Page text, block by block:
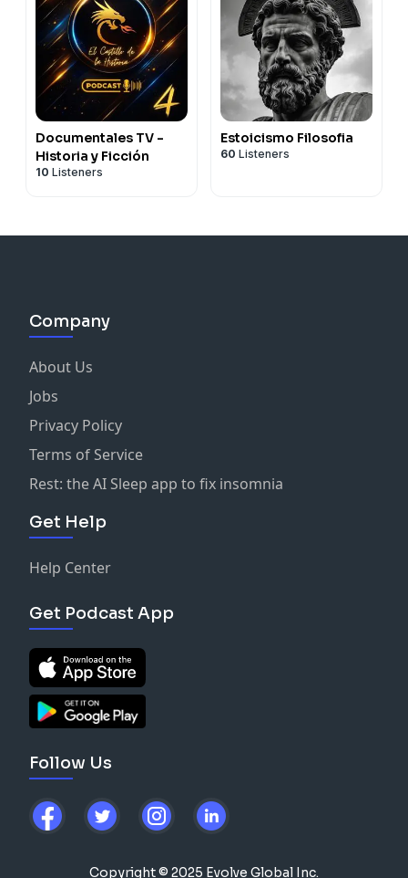
Documentales TV -
Historia y Ficción
10 Listeners
Estoicismo Filosofia
60 Listeners
Company
About Us
Jobs
Privacy Policy
Terms of Service
Rest: the AI Sleep app to fix insomnia
Get Help
Help Center
Get Podcast App
Follow Us
Copyright © 2025 Evolve Global Inc.